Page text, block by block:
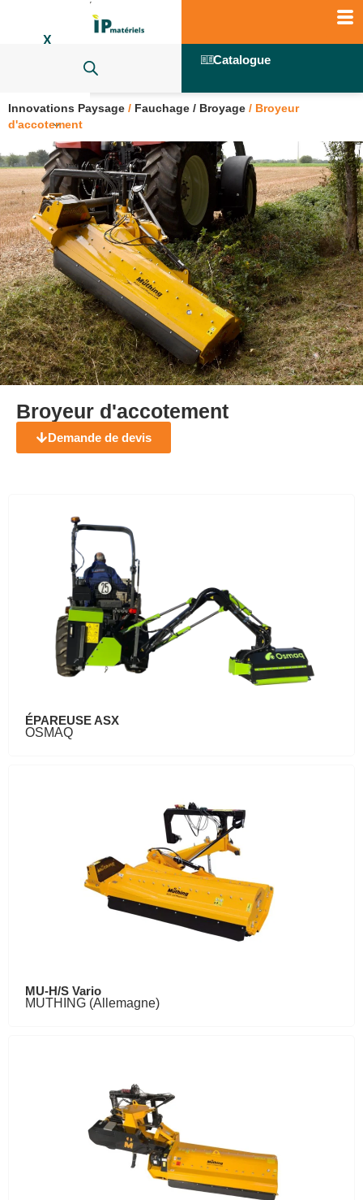
X
Catalogue
Innovations Paysage / Fauchage / Broyage / Broyeur
d'accotement
Broyeur d'accotement
Demande de devis
ÉPAREUSE ASX
OSMAQ
MU-H/S Vario
MUTHING (Allemagne)